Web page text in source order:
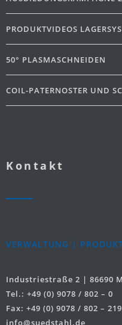
PRODUKTVIDEOS
50° PLASMASCHNEIDEN
COIL-PATERNOSTER UND
Kontakt
VERWALTUNG |
Industriestraße 2 | 86690
Tel.: +49 (0) 9078 / 802 – 0
Fax: +49 (0) 9078 / 802 – 219
info@suedstahl.de